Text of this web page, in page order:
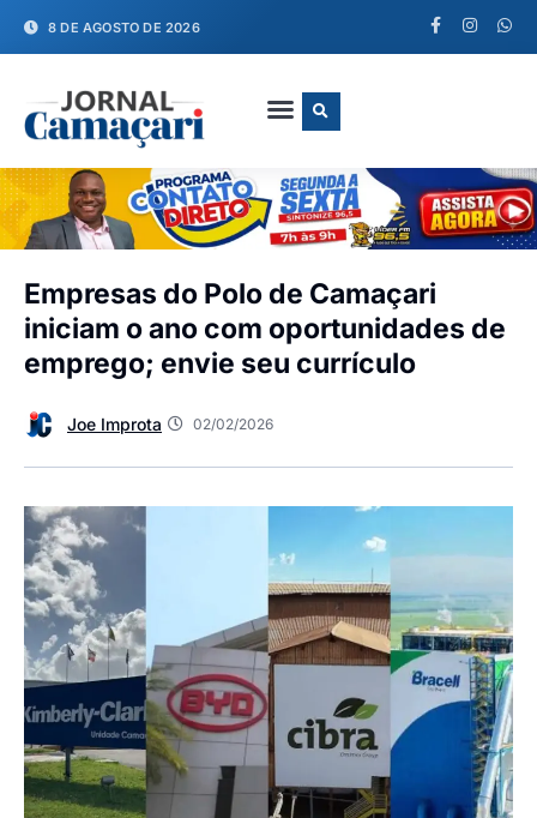
8 DE AGOSTO DE 2026
Empresas do Polo de Camaçari
iniciam o ano com oportunidades de
emprego; envie seu currículo
Joe Improta 02/02/2026